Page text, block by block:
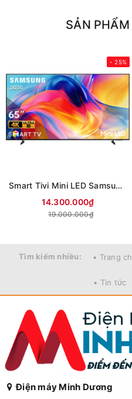
SẢN PHẨM
- 25%
Smart Tivi Mini LED Samsung AI 4K 65 inch UA65M77HA (Mới 2026)
14.300.000₫
19.000.000₫
Tìm kiếm nhiều: • Trang
• Tin tức
Điện máy Minh Dương